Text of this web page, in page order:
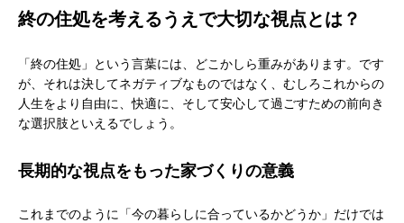
終の住処を考えるうえで大切な視点とは？
「終の住処」という言葉には、どこかしら重みがあります。です
が、それは決してネガティブなものではなく、むしろこれからの
人生をより自由に、快適に、そして安心して過ごすための前向き
な選択肢といえるでしょう。
長期的な視点をもった家づくりの意義
これまでのように「今の暮らしに合っているかどうか」だけでは